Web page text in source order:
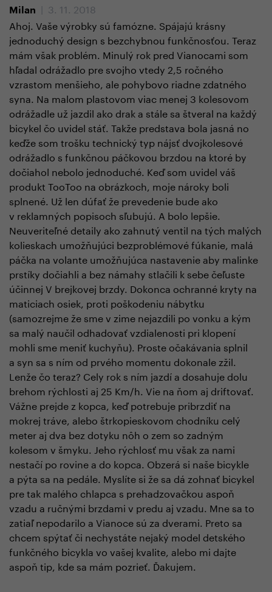
Milan
| 3. 11. 2018
Ahoj. Vaše výrobky sú famózne. Spájajú krásny
jednoduchý design s bezchybnou funkčnosťou. Teraz
mám však problém. Minulý rok pred Vianocami som
hľadal odrážadlo pre svojho vtedy 2,5 ročného
vzrastom menšieho, ale pohybovo riadne zdatného
syna. Na malom plastovom viac menej 3 kolesovom
odrážadle už jazdil ako drak a stále sa štveral na každý
bicykel čo uvidel stáť. Takže predstava bola jasná no
keďže som trošku technický typ nájsť dvojkolesové
odrážadlo s funkčnou páčkovou brzdou na ktoré by
dočiahol nebolo jednoduché. Keď som uvidel váš
produkt TooToo na obrázkoch, moje nároky boli
splnené. Už len dúfať že prevedenie bude ako
v reklamných popisoch sľubujú. A bolo lepšie.
Neuveriteľné detaily ako zahnutý ventil na tých malých
kolieskach umožňujúci bezproblémové fúkanie, malá
páčka na volante umožňujúca nastavenie aby malinke
prstíky dočiahli a bez námahy stlačili k sebe čeľuste
účinnej V brejkovej brzdy. Dokonca ochranné kryty na
maticiach osiek, proti poškodeniu nábytku
(samozrejme že sme v zime nejazdili po vonku a kým
sa malý naučil odhadovať vzdialenosti pri klopení
mohli sme meniť kuchyňu). Proste očakávania splnil
a syn sa s ním od prvého momentu dokonale zžil.
Lenže čo teraz? Cely rok s ním jazdí a dosahuje dolu
brehom rýchlosti aj 25 Km/h. Vie na ňom aj driftovať.
Vážne prejde z kopca, keď potrebuje pribrzdiť na
mokrej tráve, alebo štrkopieskovom chodníku celý
meter aj dva bez dotyku nôh o zem so zadným
kolesom v šmyku. Jeho rýchlosť mu však za nami
nestačí po rovine a do kopca. Obzerá si naše bicykle
a pýta sa na pedále. Myslíte si že sa dá zohnať bicykel
pre tak malého chlapca s prehadzovačkou aspoň
vzadu a ručnými brzdami v predu aj vzadu. Mne sa to
zatiaľ nepodarilo a Vianoce sú za dverami. Preto sa
chcem spýtať či nechystáte nejaký model detského
funkčného bicykla vo vašej kvalite, alebo mi dajte
aspoň tip, kde sa mám pozrieť. Ďakujem.